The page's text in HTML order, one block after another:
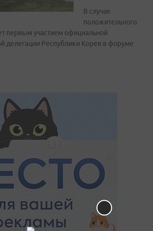
В случае
положительного
первым участием официальной
делегации Республики Корея в форуме